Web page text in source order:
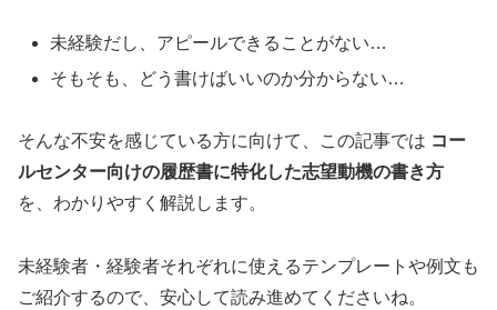
未経験だし、アピールできることがない…
そもそも、どう書けばいいのか分からない…
そんな不安を感じている方に向けて、この記事では コー
ルセンター向けの履歴書に特化した志望動機の書き方
を、わかりやすく解説します。
未経験者・経験者それぞれに使えるテンプレートや例文も
ご紹介するので、安心して読み進めてくださいね。